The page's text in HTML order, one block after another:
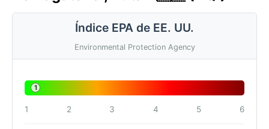
Índice EPA de EE. UU.
Environmental Protection Agency
1
1 2 3 4 5 6